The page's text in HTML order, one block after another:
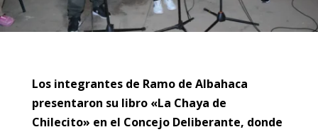
Los integrantes de Ramo de Albahaca
presentaron su libro «La Chaya de
Chilecito» en el Concejo Deliberante, donde